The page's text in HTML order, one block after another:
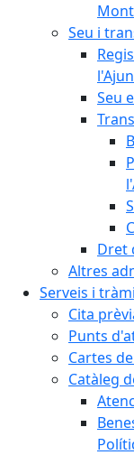
Seu i
Seu
Dret
Altres
Serveis i
Cita
Punts
Cartes
Catàleg